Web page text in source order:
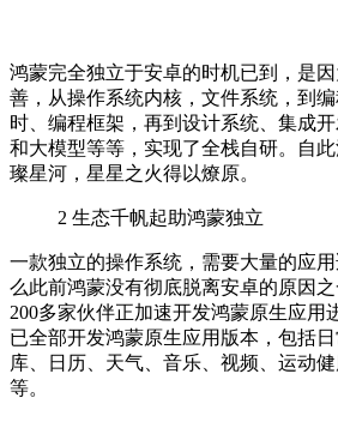
鸿蒙完全独立于安卓的时机已到，是
善，从操作系统内核，文件系统，到
时、编程框架，再到设计系统、集成
和大模型等等，实现了全栈自研。自
璨星河，星星之火得以燎原。
2 生态千帆起助鸿蒙独立
一款独立的操作系统，需要大量的应
么此前鸿蒙没有彻底脱离安卓的原因
200多家伙伴正加速开发鸿蒙原生应用
已全部开发鸿蒙原生应用版本，包括
库、日历、天气、音乐、视频、运动
等。